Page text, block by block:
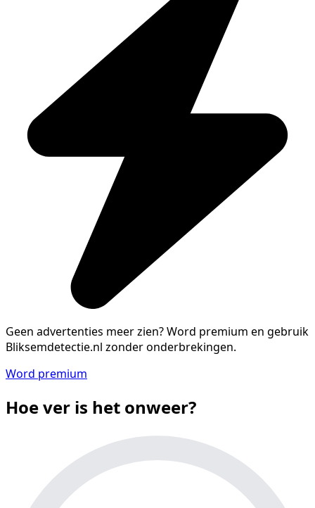
Geen advertenties meer zien?Word premium en gebruik
Bliksemdetectie.nl zonder onderbrekingen.
Word premium
Hoe ver is het onweer?